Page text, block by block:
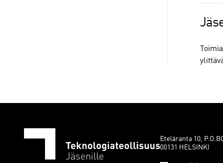
Eteläranta 10,
00131 HELSINKI